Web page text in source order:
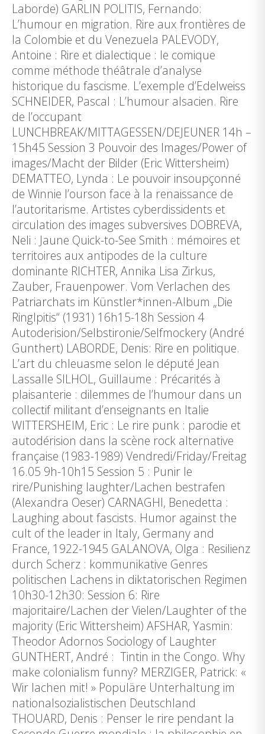
Laborde) GARLIN POLITIS, Fernando:
L’humour en migration. Rire aux frontières de
la Colombie et du Venezuela PALEVODY,
Antoine : Rire et dialectique : le comique
comme méthode théâtrale d’analyse
historique du fascisme. L’exemple d’Edelweiss
SCHNEIDER, Pascal : L’humour alsacien. Rire
de l’occupant
LUNCHBREAK/MITTAGESSEN/DEJEUNER 14h –
15h45 Session 3 Pouvoir des Images/Power of
images/Macht der Bilder (Eric Wittersheim)
DEMATTEO, Lynda : Le pouvoir insoupçonné
de Winnie l’ourson face à la renaissance de
l’autoritarisme. Artistes cyberdissidents et
circulation des images subversives DOBREVA,
Neli : Jaune Quick-to-See Smith : mémoires et
territoires aux antipodes de la culture
dominante RICHTER, Annika Lisa Zirkus,
Zauber, Frauenpower. Vom Verlachen des
Patriarchats im Künstler*innen-Album „Die
Ringlpitis“ (1931) 16h15-18h Session 4
Autoderision/Selbstironie/Selfmockery (André
Gunthert) LABORDE, Denis: Rire en politique.
L’art du chleuasme selon le député Jean
Lassalle SILHOL, Guillaume : Précarités à
plaisanterie : dilemmes de l’humour dans un
collectif militant d’enseignants en Italie
WITTERSHEIM, Eric : Le rire punk : parodie et
autodérision dans la scène rock alternative
française (1983-1989) Vendredi/Friday/Freitag
16.05 9h-10h15 Session 5 : Punir le
rire/Punishing laughter/Lachen bestrafen
(Alexandra Oeser) CARNAGHI, Benedetta :
Laughing about fascists. Humor against the
cult of the leader in Italy, Germany and
France, 1922-1945 GALANOVA, Olga : Resilienz
durch Scherz : kommunikative Genres
politischen Lachens in diktatorischen Regimen
10h30-12h30: Session 6: Rire
majoritaire/Lachen der Vielen/Laughter of the
majority (Eric Wittersheim) AFSHAR, Yasmin:
Theodor Adornos Sociology of Laughter
GUNTHERT, André : Tintin in the Congo. Why
make colonialism funny? MERZIGER, Patrick: «
Wir lachen mit! » Populäre Unterhaltung im
nationalsozialistischen Deutschland
THOUARD, Denis : Penser le rire pendant la